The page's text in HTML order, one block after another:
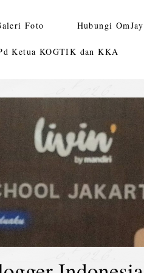
Foto Hubungi OmJay
Ketua KOGTIK dan KKA